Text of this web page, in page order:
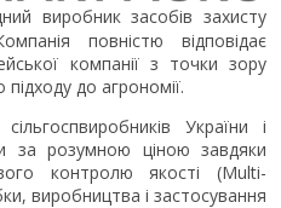
виробник засобів захисту
повністю відповідає
компанії з точки зору
до агрономії.
України і
за розумною ціною завдяки
контролю якості (Multi-
виробництва і застосування